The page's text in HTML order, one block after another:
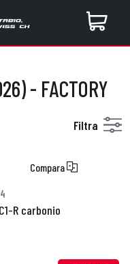
- FACTORY
Filtra
Compara
R carbonio